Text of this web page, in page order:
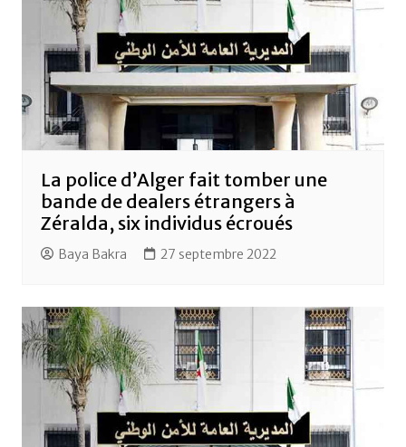
La police d’Alger fait tomber une
bande de dealers étrangers à
Zéralda, six individus écroués
Baya Bakra 27 septembre 2022